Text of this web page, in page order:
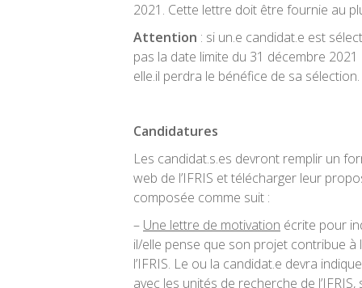
2021. Cette lettre doit être fournie au
Attention : si un.e candidat.e est
pas la date limite du 31 décembre
elle.il perdra le bénéfice de sa sélection.
Candidatures
Les candidat.s.es devront remplir un
web de l’IFRIS et télécharger leur
composée comme suit :
– Une lettre de motivation écrite pour
il/elle pense que son projet contribue à
l’IFRIS. Le ou la candidat.e devra
avec les unités de recherche de l’IFRIS,